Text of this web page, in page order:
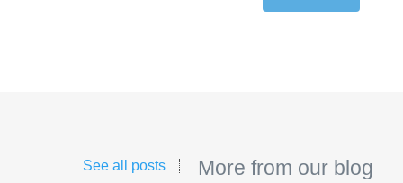
More from our blog
See all posts